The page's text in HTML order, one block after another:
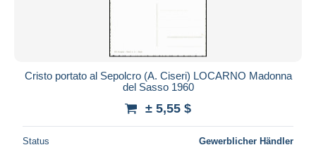
Cristo portato al Sepolcro (A. Ciseri) LOCARNO Madonna
del Sasso 1960
± 5,55 $
Status Gewerblicher Händler